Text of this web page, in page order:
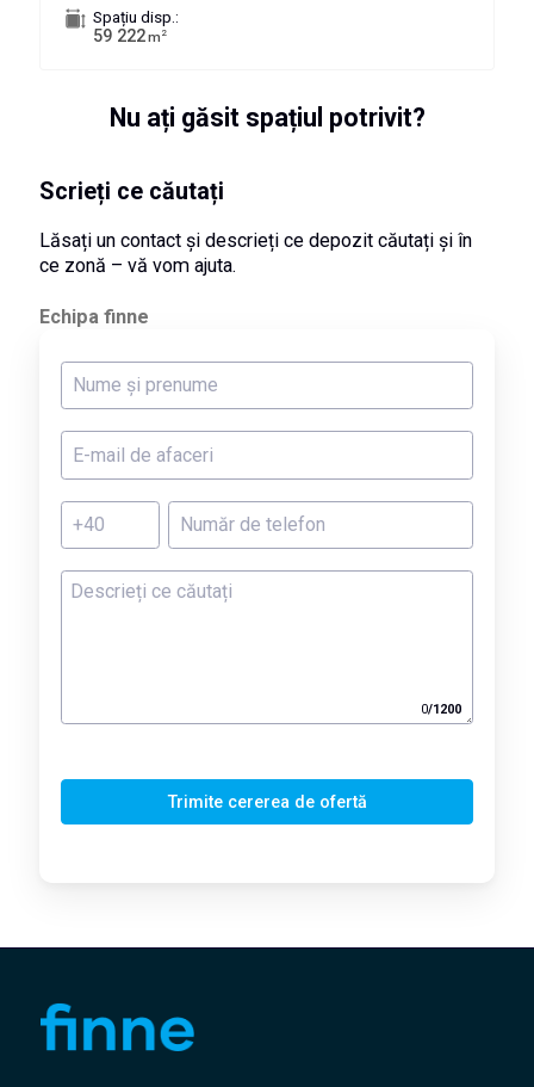
Spațiu disp.:
59 222m 2
Nu ați găsit spațiul potrivit?
Scrieți ce căutați
Lăsați un contact și descrieți ce depozit căutați și în
ce zonă – vă vom ajuta.
Echipa finne
0/1200
Trimite cererea de ofertă